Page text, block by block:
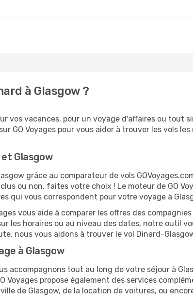
à Glasgow ?
vos vacances, pour un voyage d'affaires ou tout
GO Voyages pour vous aider à trouver les vols
Glasgow
grâce au comparateur de vols
ou non, faites votre choix ! Le moteur de GO
qui vous correspondent pour votre voyage à
vous aide à comparer les offres des
les horaires ou au niveau des dates, notre outil
nous vous aidons à trouver le vol Dinard-
à Glasgow
accompagnons tout au long de votre séjour à
Voyages propose également des services
de Glasgow, de la location de voitures, ou